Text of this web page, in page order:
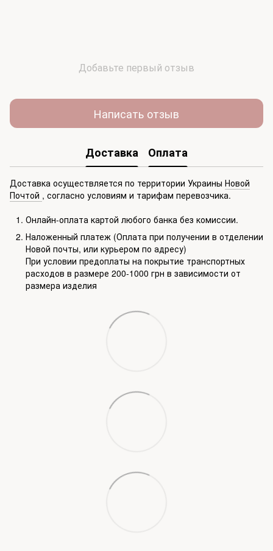
Добавьте первый отзыв
Написать отзыв
Доставка Оплата
Доставка осуществляется по территории Украины Новой
Почтой , согласно условиям и тарифам перевозчика.
Онлайн-оплата картой любого банка без комиссии.
Наложенный платеж (Оплата при получении в отделении
Новой почты, или курьером по адресу)
При условии предоплаты на покрытие транспортных
расходов в размере 200-1000 грн в зависимости от
размера изделия